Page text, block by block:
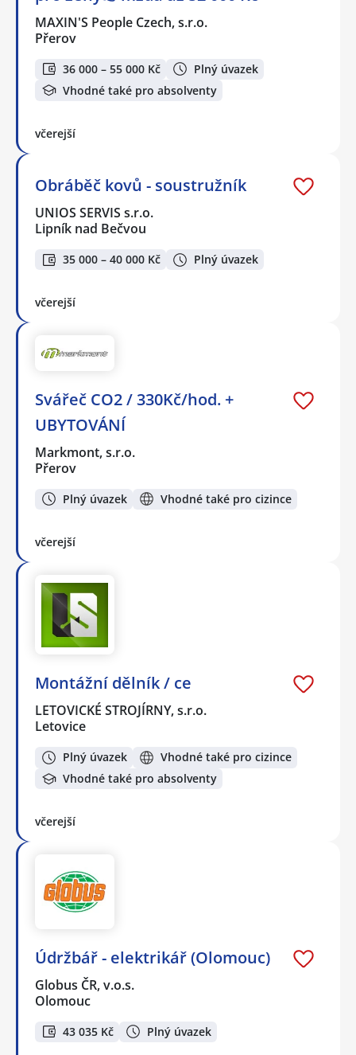
MAXIN'S People Czech, s.r.o.
Přerov
36 000 – 55 000 Kč
Plný úvazek
Vhodné také pro absolventy
včerejší
Obráběč kovů - soustružník
UNIOS SERVIS s.r.o.
Lipník nad Bečvou
35 000 – 40 000 Kč Plný úvazek
včerejší
Svářeč CO2 / 330Kč/hod. +
UBYTOVÁNÍ
Markmont, s.r.o.
Přerov
Plný úvazek Vhodné také pro cizince
včerejší
Montážní dělník / ce
LETOVICKÉ STROJÍRNY, s.r.o.
Letovice
Plný úvazek
Vhodné také pro cizince
Vhodné také pro absolventy
včerejší
Údržbář - elektrikář (Olomouc)
Globus ČR, v.o.s.
Olomouc
43 035 Kč Plný úvazek